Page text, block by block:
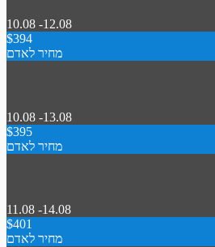
10.08 -12.08
$394
מחיר לאדם
10.08 -13.08
$395
מחיר לאדם
11.08 -14.08
$401
מחיר לאדם